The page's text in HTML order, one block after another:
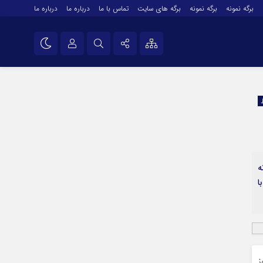
برگه نمونه برگه نمونه برگه های سایت تماس با ما درباره ما درباره ما
با